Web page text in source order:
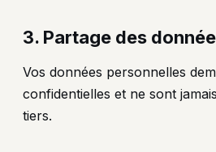
3. Partage des
Vos données personnelles
confidentielles et ne sont
tiers.